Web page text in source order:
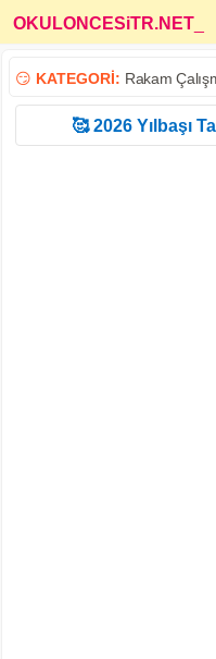
OKULONCESiTR.NET
😏 KATEGORİ: Rakam
🥰 2026 Yılbaşı